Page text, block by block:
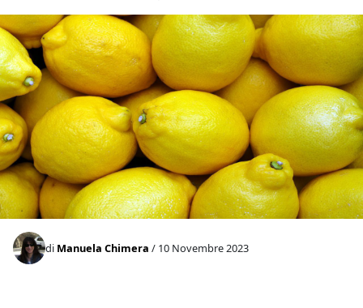
di Manuela Chimera / 10 Novembre 2023